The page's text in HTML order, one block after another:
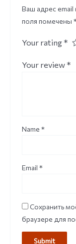
Ваш адрес email
поля помечены
Your rating *
Your review *
Name *
Email *
Сохранить
браузере для